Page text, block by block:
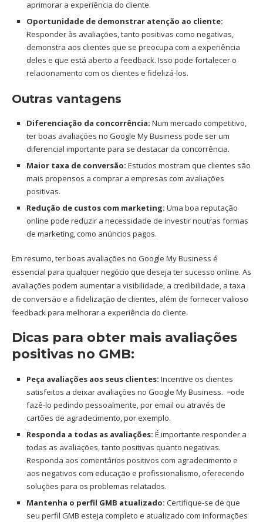
aprimorar a experiência do cliente.
Oportunidade de demonstrar atenção ao cliente:
Responder às avaliações, tanto positivas como negativas,
demonstra aos clientes que se preocupa com a experiência
deles e que está aberto a feedback. Isso pode fortalecer o
relacionamento com os clientes e fidelizá-los.
Outras vantagens
Diferenciação da concorrência: Num mercado competitivo,
ter boas avaliações no Google My Business pode ser um
diferencial importante para se destacar da concorrência.
Maior taxa de conversão: Estudos mostram que clientes são
mais propensos a comprar a empresas com avaliações
positivas.
Redução de custos com marketing: Uma boa reputação
online pode reduzir a necessidade de investir noutras formas
de marketing, como anúncios pagos.
Em resumo, ter boas avaliações no Google My Business é
essencial para qualquer negócio que deseja ter sucesso online. As
avaliações podem aumentar a visibilidade, a credibilidade, a taxa
de conversão e a fidelização de clientes, além de fornecer valioso
feedback para melhorar a experiência do cliente.
Dicas para obter mais avaliações
positivas no GMB:
Peça avaliações aos seus clientes: Incentive os clientes
satisfeitos a deixar avaliações no Google My Business. =ode
fazê-lo pedindo pessoalmente, por email ou através de
cartões de agradecimento, por exemplo.
Responda a todas as avaliações: É importante responder a
todas as avaliações, tanto positivas quanto negativas.
Responda aos comentários positivos com agradecimento e
aos negativos com educação e profissionalismo, oferecendo
soluções para os problemas relatados.
Mantenha o perfil GMB atualizado: Certifique-se de que
seu perfil GMB esteja completo e atualizado com informações